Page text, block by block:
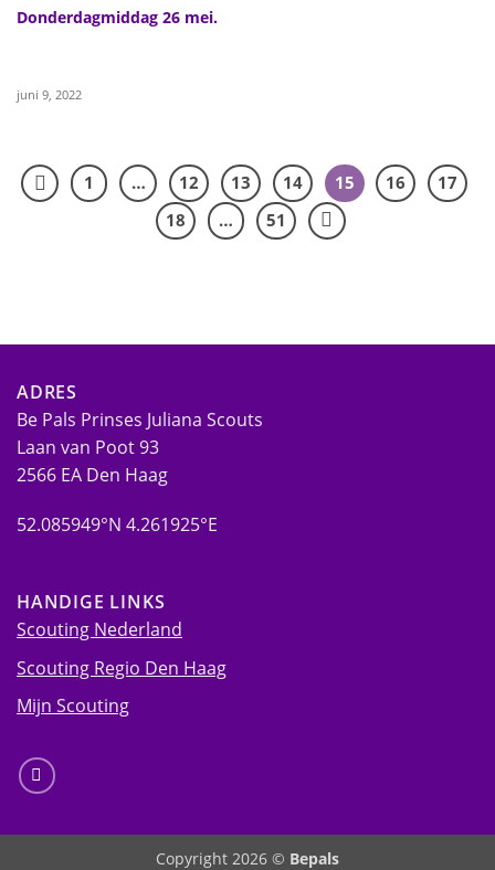
Donderdagmiddag 26 mei.
juni 9, 2022
1 … 12 13 14 15 16
17
18
… 51
ADRES
Be Pals Prinses Juliana Scouts
Laan van Poot 93
2566 EA Den Haag
52.085949°N 4.261925°E
HANDIGE LINKS
Scouting Nederland
Scouting Regio Den Haag
Mijn Scouting
Copyright 2026 © Bepals